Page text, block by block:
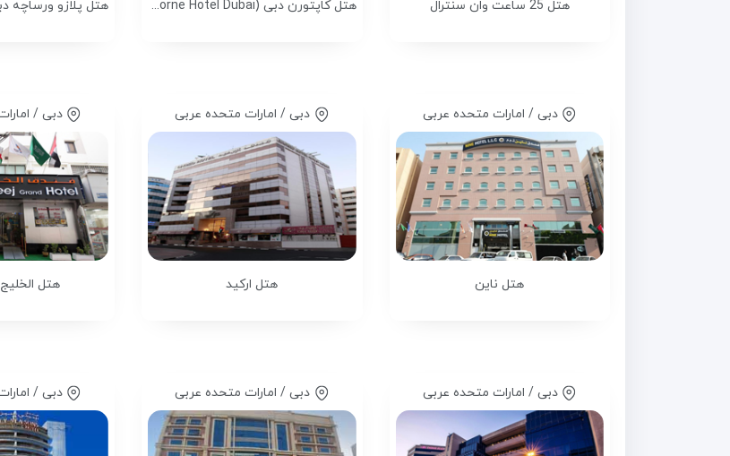
هتل 25 ساعت وان سنترال هتل کاپتورن دبی (Copthorne Hotel Dubai)
دبی / امارات متحده عربی
هتل ناین
دبی / امارات متحده عربی
هتل ارکید
دبی /
هتل
دبی / امارات متحده عربی دبی / امارات متحده عربی دبی /